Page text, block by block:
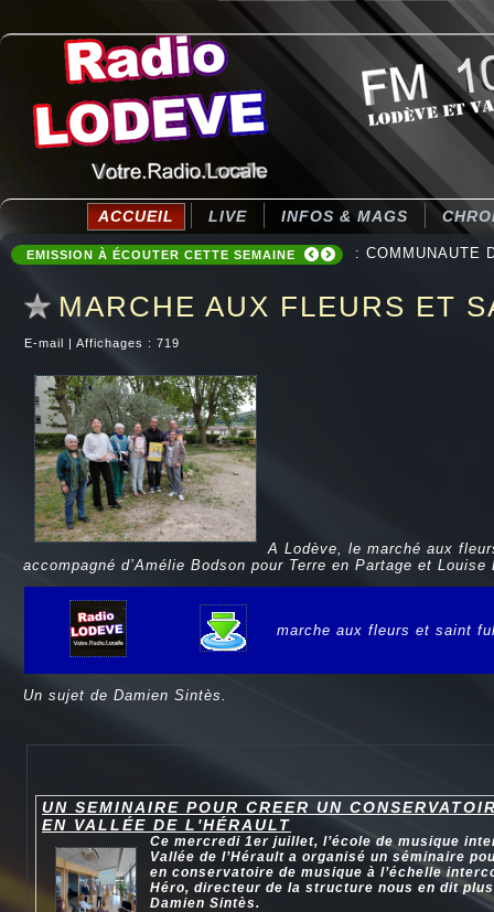
ACCUEIL LIVE INFOS & MAGS
EMISSION À ÉCOUTER CETTE SEMAINE : COMMUNAUTE
MARCHE AUX FLEURS ET
E-mail | Affichages : 719
A Lodève, le marché aux
accompagné d’Amélie Bodson pour Terre en Partage et
marche aux fleurs et saint
Un sujet de Damien Sintès.
UN SEMINAIRE POUR CREER UN
EN VALLÉE DE L'HÉRAULT
Ce mercredi 1er juillet, l’école de musique
Vallée de l’Hérault a organisé un séminaire
en conservatoire de musique à l’échelle
Héro, directeur de la structure nous en dit
Damien Sintès.